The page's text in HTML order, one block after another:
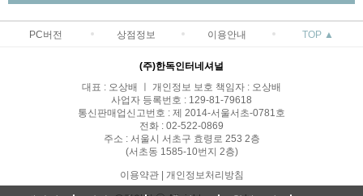
PC버전 상점정보 이용안내 TOP ▲
(주)한독인터네셔널
대표 : 오상배 ㅣ 개인정보 보호 책임자 : 오상배
사업자 등록번호 : 129-81-79618
통신판매업신고번호 : 제 2014-서울서초-0781호
전화 : 02-522-0869
주소 : 서울시 서초구 효령로 253 2층
(서초동 1585-10번지 2층)
이용약관| 개인정보처리방침